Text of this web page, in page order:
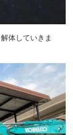
体していきま